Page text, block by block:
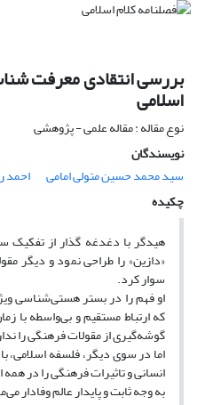
بررسی انتقادی معرفت
اسلامی
نوع مقاله : مقاله علمی - پژوهشی
نویسندگان
سید محمد حسین متولی امامی
احمد
چکیده
هیدگر با دغدغه گذار از تفکیک
«دازین» را طراحی نمود و دیگر
سوار کرد.
او فهم را در بستر هستی‌شناسی
که ارتباط مستقیم و بی‌واسطه با
گوشه‌گیری از مقولات فرهنگی را
اما در سوی دیگر، فلسفه اسلامی،
انسانی و تاثیرات فرهنگی را در
به وجه ثابت و پایدار عالم وفادار